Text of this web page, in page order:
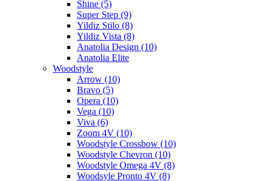
Shine (5)
Super Step (9)
Yildiz Stilo (8)
Yildiz Vista (8)
Anatolia Design (10)
Anatolia Elite
Woodstyle
Arrow (10)
Bravo (5)
Opera (10)
Vega (10)
Viva (6)
Zoom 4V (10)
Woodstyle Crossbow (10)
Woodstyle Chevron (10)
Woodstyle Omega 4V (8)
Woodsyle Pronto 4V (8)